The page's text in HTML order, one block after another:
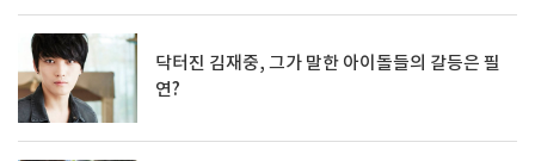
닥터진 김재중, 그가 말한 아이돌들의 갈등은 필
연?